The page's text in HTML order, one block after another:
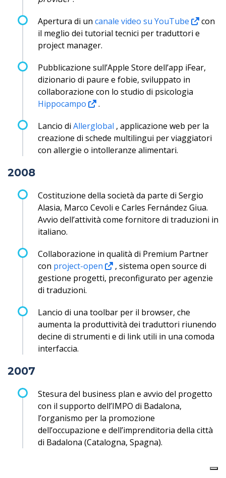
Apertura di un canale video su YouTube
con
il meglio dei tutorial tecnici per traduttori e
project manager.
Pubblicazione sull’Apple Store dell’app iFear,
dizionario di paure e fobie, sviluppato in
collaborazione con lo studio di psicologia
Hippocampo
.
Lancio di Allerglobal , applicazione web per la
creazione di schede multilingui per viaggiatori
con allergie o intolleranze alimentari.
2008
Costituzione della società da parte di Sergio
Alasia, Marco Cevoli e Carles Fernández Giua.
Avvio dell’attività come fornitore di traduzioni in
italiano.
Collaborazione in qualità di Premium Partner
con project-open
, sistema open source di
gestione progetti, preconfigurato per agenzie
di traduzioni.
Lancio di una toolbar per il browser, che
aumenta la produttività dei traduttori riunendo
decine di strumenti e di link utili in una comoda
interfaccia.
2007
Stesura del business plan e avvio del progetto
con il supporto dell’IMPO di Badalona,
l’organismo per la promozione
dell’occupazione e dell’imprenditoria della città
di Badalona (Catalogna, Spagna).